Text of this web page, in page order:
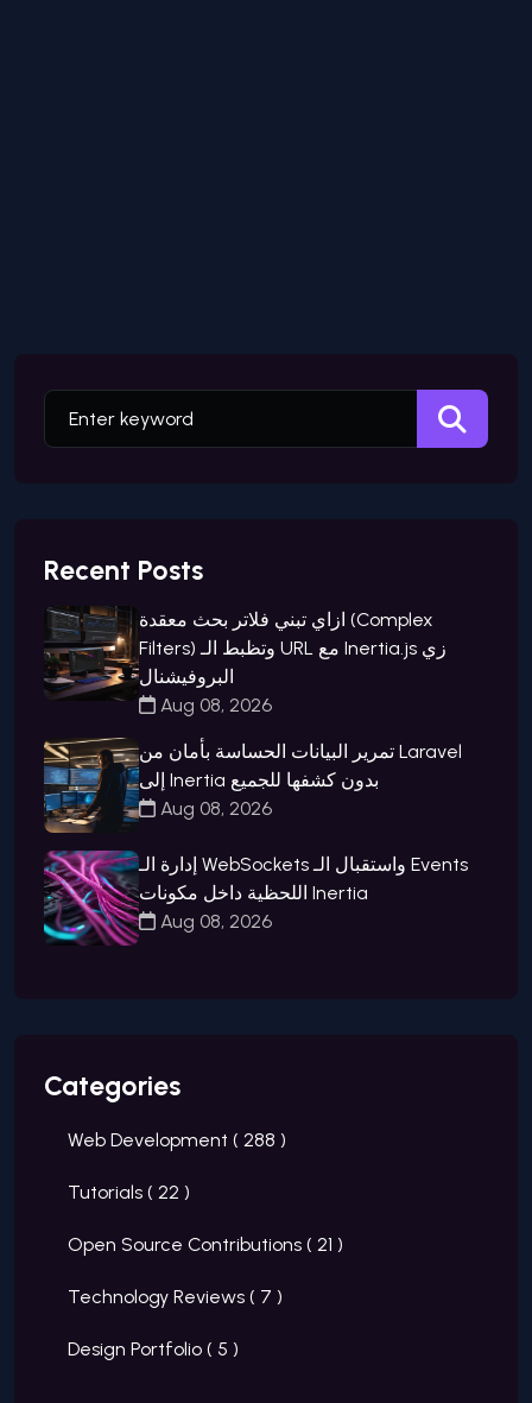
Recent Posts
ازاي تبني فلاتر بحث معقدة (Complex
Filters) وتظبط الـ URL مع Inertia.js زي
البروفيشنال
Aug 08, 2026
تمرير البيانات الحساسة بأمان من Laravel
إلى Inertia بدون كشفها للجميع
Aug 08, 2026
إدارة الـ WebSockets واستقبال الـ Events
اللحظية داخل مكونات Inertia
Aug 08, 2026
Categories
Web Development ( 288 )
Tutorials ( 22 )
Open Source Contributions ( 21 )
Technology Reviews ( 7 )
Design Portfolio ( 5 )